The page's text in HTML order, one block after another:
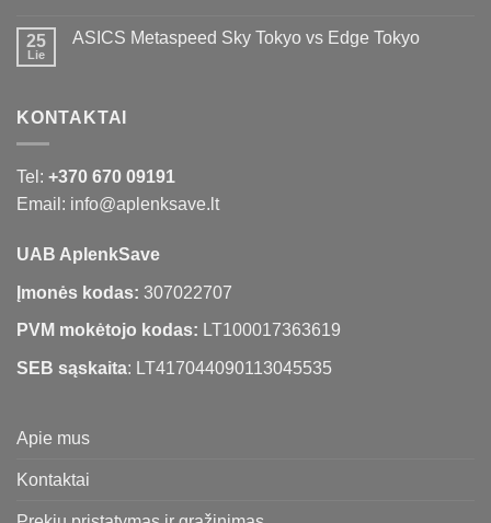
25
Lie
ASICS Metaspeed Sky Tokyo vs Edge Tokyo
KONTAKTAI
Tel: +370 670 09191
Email: info@aplenksave.lt
UAB AplenkSave
Įmonės kodas: 307022707
PVM mokėtojo kodas: LT100017363619
SEB sąskaita: LT417044090113045535
Apie mus
Kontaktai